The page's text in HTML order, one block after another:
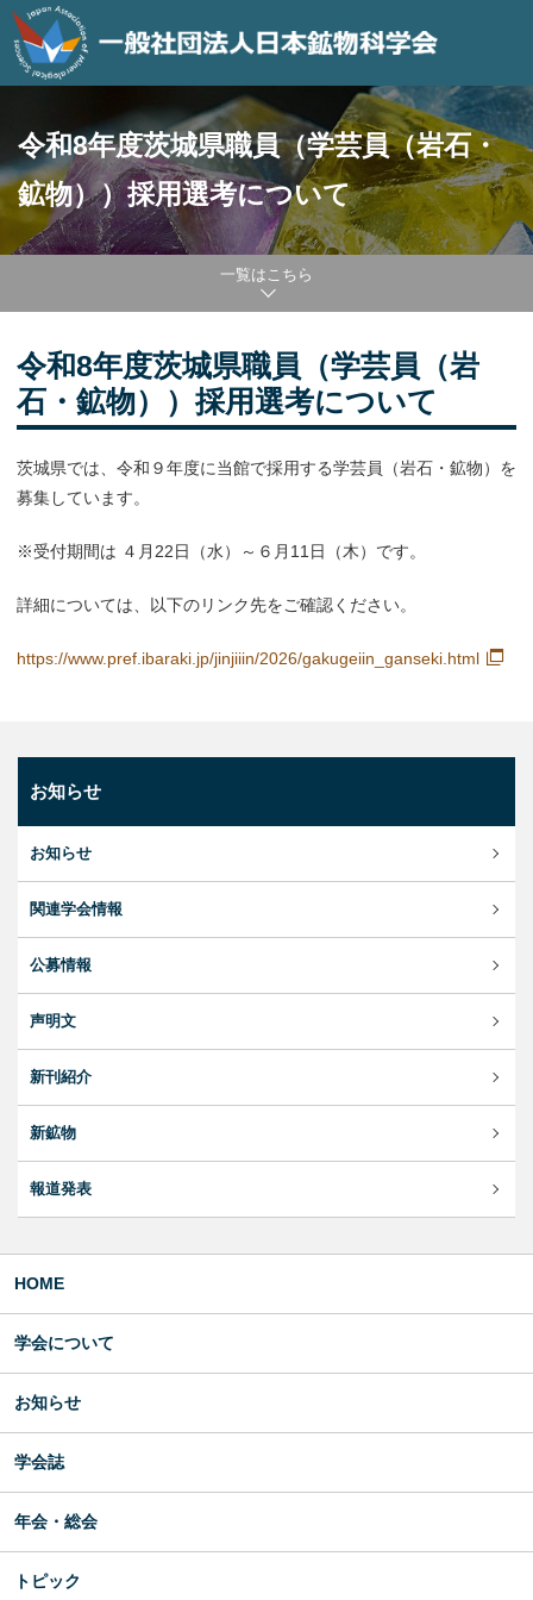
令和8年度茨城県職員（学芸員（岩石・
鉱物））採用選考について
一覧はこちら
令和8年度茨城県職員（学芸員（岩
石・鉱物））採用選考について
茨城県では、令和９年度に当館で採用する学芸員（岩石・鉱物）を
募集しています。
※受付期間は ４月22日（水）～６月11日（木）です。
詳細については、以下のリンク先をご確認ください。
https://www.pref.ibaraki.jp/jinjiiin/2026/gakugeiin_ganseki.html
お知らせ
お知らせ
関連学会情報
公募情報
声明文
新刊紹介
新鉱物
報道発表
HOME
学会について
お知らせ
学会誌
年会・総会
トピック